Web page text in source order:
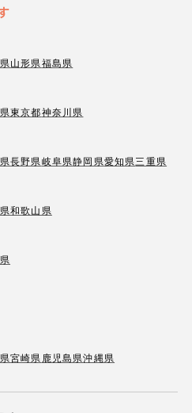
山形県福島県
東京都神奈川県
長野県岐阜県静岡県愛知県三重県
和歌山県
宮崎県 鹿児島県沖縄県